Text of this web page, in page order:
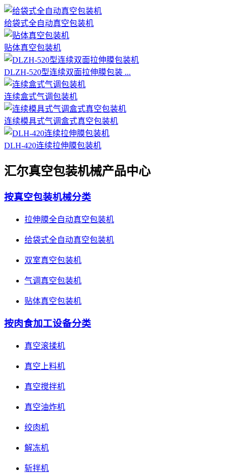
给袋式全自动真空包装机
贴体真空包装机
DLZH-520型连续双面拉伸膜包装 ...
连续盒式气调包装机
连续模具式气调盒式真空包装机
DLH-420连续拉伸膜包装机
汇尔真空包装机械产品中心
按真空包装机械分类
拉伸膜全自动真空包装机
给袋式全自动真空包装机
双室真空包装机
气调真空包装机
贴体真空包装机
按肉食加工设备分类
真空滚揉机
真空上料机
真空搅拌机
真空油炸机
绞肉机
解冻机
斩拌机